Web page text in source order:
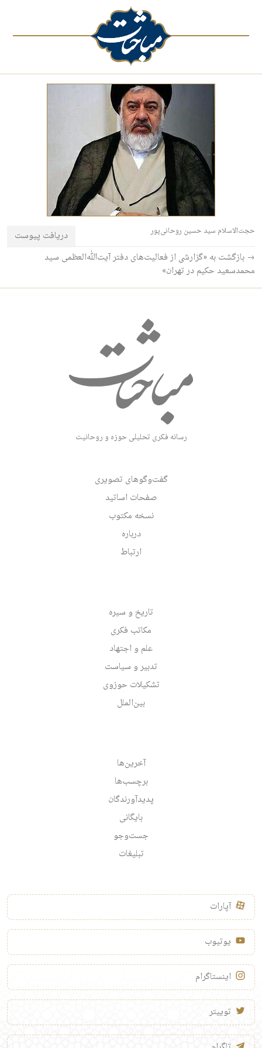
دریافت پیوست حجت‌الاسلام سید حسین روحانی‌پور
→ بازگشت به «گزارشی از فعالیت‌های دفتر آیت‌الله‌العظمی سید
محمدسعید حکیم در تهران»
رسانه فکری تحلیلی حوزه و روحانیت
گفت‌وگوهای تصویری
صفحات اساتید
نسخه مکتوب
درباره
ارتباط
تاریخ و سیره
مکاتب فکری
علم و اجتهاد
تدبیر و سیاست
تشکیلات حوزوی
بین‌الملل
آخرین‌ها
برچسب‌ها
پدیدآورندگان
بایگانی
جست‌وجو
تبلیغات
آپارات
یوتیوب
اینستاگرام
توییتر